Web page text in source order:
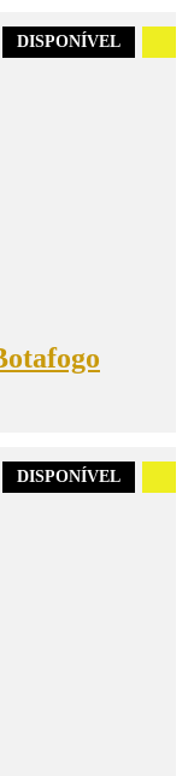
DISPONÍVEL
DISPONÍVEL